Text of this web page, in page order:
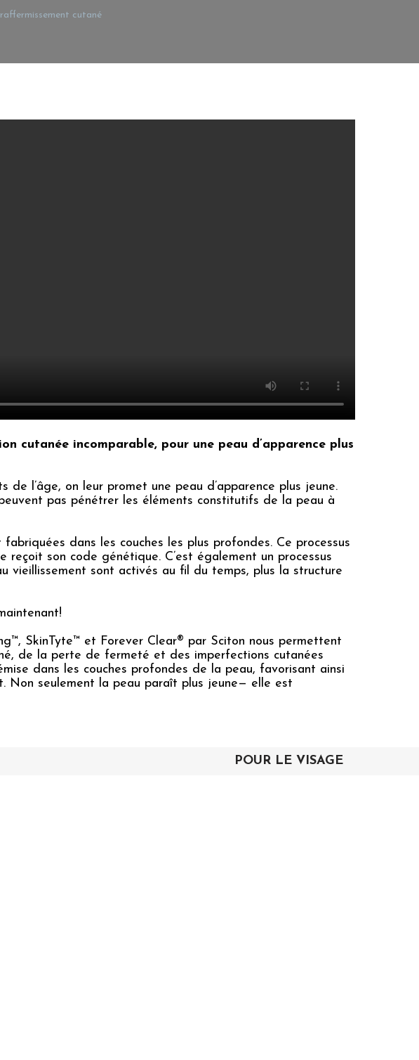
cutané
cutanée incomparable, pour une peau d’apparence plus
l’âge, on leur promet une peau d’apparence plus jeune.
pas pénétrer les éléments constitutifs de la peau à
dans les couches les plus profondes. Ce processus
reçoit son code génétique. C’est également un processus
vieillissement sont activés au fil du temps, plus la structure
SkinTyte™ et Forever Clear® par Sciton nous permettent
de la perte de fermeté et des imperfections cutanées
dans les couches profondes de la peau, favorisant ainsi
Non seulement la peau paraît plus jeune— elle est
POUR LE VISAGE